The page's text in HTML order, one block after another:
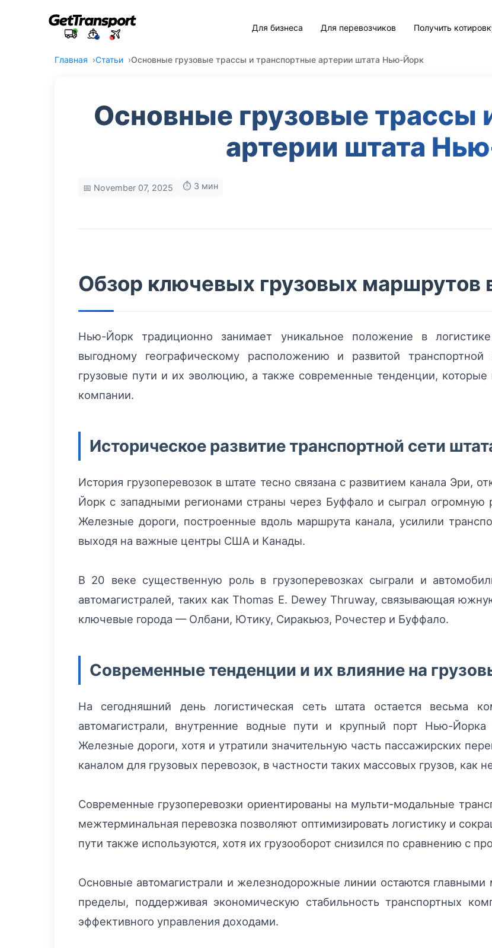
Для бизнеса Для перевозчиков Получить
Главная Статьи Основные грузовые трассы и транспортные артерии штата Нью-Йорк
Основные грузовые трассы
артерии штата
📅 November 07, 2025 ⏱️ 3 мин
Обзор ключевых грузовых
Нью-Йорк традиционно занимает уникальное положение в
выгодному географическому расположению и развитой
грузовые пути и их эволюцию, а также современные тенденции, которые
компании.
Историческое развитие транспортной сети
История грузоперевозок в штате тесно связана с развитием канала Эри,
Йорк с западными регионами страны через Буффало и сыграл огромную
Железные дороги, построенные вдоль маршрута канала, усилили
выходя на важные центры США и Канады.
В 20 веке существенную роль в грузоперевозках сыграли и
автомагистралей, таких как Thomas E. Dewey Thruway, связывающая
ключевые города — Олбани, Ютику, Сиракьюз, Рочестер и Буффало.
Современные тенденции и их влияние на
На сегодняшний день логистическая сеть штата остается весьма
автомагистрали, внутренние водные пути и крупный порт Нью-
Железные дороги, хотя и утратили значительную часть пассажирских
каналом для грузовых перевозок, в частности таких массовых грузов, как
Современные грузоперевозки ориентированы на мульти-модальные
межтерминальная перевозка позволяют оптимизировать логистику и
пути также используются, хотя их грузооборот снизился по сравнению с
Основные автомагистрали и железнодорожные линии остаются главными
пределы, поддерживая экономическую стабильность транспортных
эффективного управления доходами.